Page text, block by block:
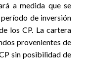
a medida que se
de inversión
los CP. La cartera
provenientes de
sin posibilidad de